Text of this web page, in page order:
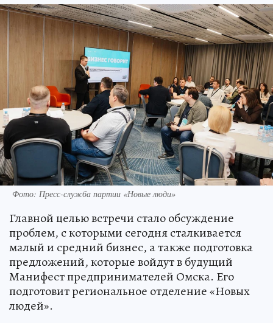
Фото: Пресс-служба партии «Новые люди»
Главной целью встречи стало обсуждение
проблем, с которыми сегодня сталкивается
малый и средний бизнес, а также подготовка
предложений, которые войдут в будущий
Манифест предпринимателей Омска. Его
подготовит региональное отделение «Новых
людей».